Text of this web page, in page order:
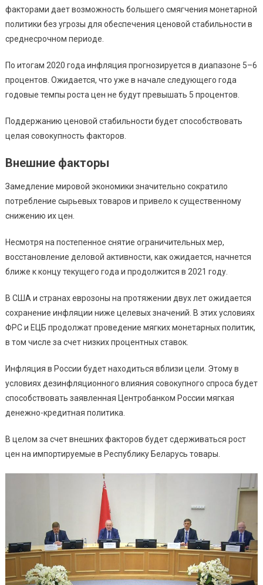
факторами дает возможность большего смягчения монетарной
политики без угрозы для обеспечения ценовой стабильности в
среднесрочном периоде.
По итогам 2020 года инфляция прогнозируется в диапазоне 5–6
процентов. Ожидается, что уже в начале следующего года
годовые темпы роста цен не будут превышать 5 процентов.
Поддержанию ценовой стабильности будет способствовать
целая совокупность факторов.
Внешние факторы
Замедление мировой экономики значительно сократило
потребление сырьевых товаров и привело к существенному
снижению их цен.
Несмотря на постепенное снятие ограничительных мер,
восстановление деловой активности, как ожидается, начнется
ближе к концу текущего года и продолжится в 2021 году.
В США и странах еврозоны на протяжении двух лет ожидается
сохранение инфляции ниже целевых значений. В этих условиях
ФРС и ЕЦБ продолжат проведение мягких монетарных политик,
в том числе за счет низких процентных ставок.
Инфляция в России будет находиться вблизи цели. Этому в
условиях дезинфляционного влияния совокупного спроса будет
способствовать заявленная Центробанком России мягкая
денежно-кредитная политика.
В целом за счет внешних факторов будет сдерживаться рост
цен на импортируемые в Республику Беларусь товары.